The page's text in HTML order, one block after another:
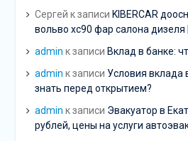
Сергей к записи KIBERCAR
вольво хс90 фар салона дизеля
admin к записи Вклад в банке:
admin к записи Условия вклада
знать перед открытием?
admin к записи Эвакуатор в
рублей, цены на услуги